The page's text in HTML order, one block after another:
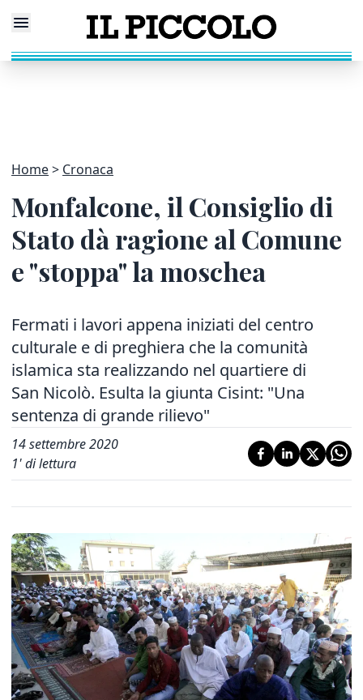
Home Cronaca
Monfalcone, il Consiglio di
Stato dà ragione al Comune
e "stoppa" la moschea
Fermati i lavori appena iniziati del centro
culturale e di preghiera che la comunità
islamica sta realizzando nel quartiere di
San Nicolò. Esulta la giunta Cisint: "Una
sentenza di grande rilievo"
14 settembre 2020
1' di lettura